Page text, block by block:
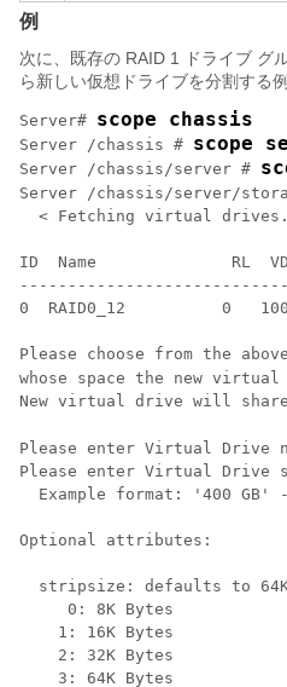
例
次に、既存の RAID 1 ドライブ グ
ら新しい仮想ドライブを分割する
Server# scope chassis
Server /chassis # scope
Server /chassis/server #
Server /chassis/server/
< Fetching virtual
ID  Name              RL
0  RAID0_12          0
Please choose from the
whose space the new
New virtual drive will share
Please enter Virtual Drive
Please enter Virtual Drive
Example format: '400 GB'
Optional attributes:
stripsize: defaults to
     0: 8K Bytes
    1: 16K Bytes
    2: 32K Bytes
    3: 64K Bytes